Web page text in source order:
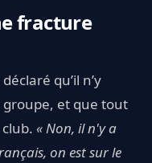
fracture
qu’il n’y
et que tout
« Non, il n'y a
on est sur le